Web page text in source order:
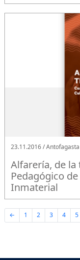
23.11.2016 / Antofagasta
Alfarería, de la
Pedagógico
Inmaterial
← 1 2 3 4 5